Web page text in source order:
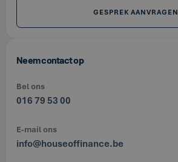
GESPREK AANVRAGEN
Neem contact op
Bel ons
016 79 53 00
E-mail ons
info@houseoffinance.be